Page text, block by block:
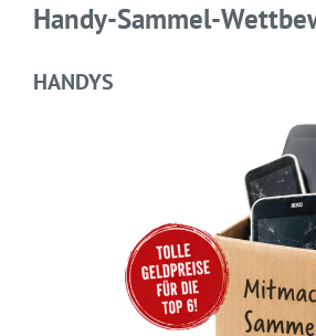
Handy-Sammel-
HANDYS